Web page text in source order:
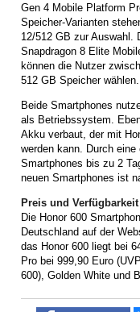
Gen 4 Mobile Platform
Speicher-Varianten
12/512 GB zur Auswahl.
Snapdragon 8 Elite
können die Nutzer
512 GB Speicher wählen.
Beide Smartphones
als Betriebssystem.
Akku verbaut, der mit
werden kann. Durch
Smartphones bis zu 2
neuen Smartphones ist
Preis und Verfügbarkeit
Die Honor 600
Deutschland auf der
das Honor 600 liegt bei
Pro bei 999,90 Euro
600), Golden White und